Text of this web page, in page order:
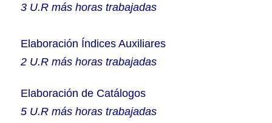
3 U.R más horas trabajadas
Elaboración Índices Auxiliares
2 U.R más horas trabajadas
Elaboración de Catálogos
5 U.R más horas trabajadas